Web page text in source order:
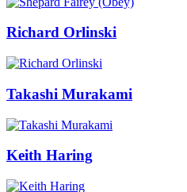
Richard Orlinski
Takashi Murakami
Keith Haring